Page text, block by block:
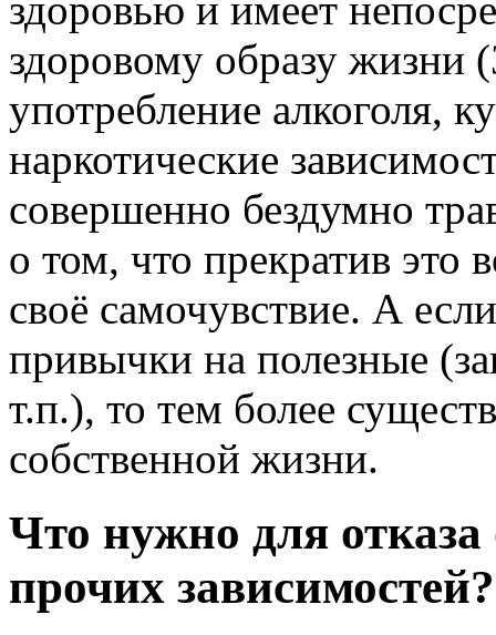
здоровому образу
употребление алкоголя,
наркотические
совершенно бездумно
о том, что прекратив это
своё самочувствие. А
привычки на полезные
т.п.), то тем более
собственной жизни.
Что нужно для отказа
прочих зависимостей?